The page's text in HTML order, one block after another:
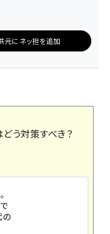
元にネッ担を追加
う対策すべき？
の